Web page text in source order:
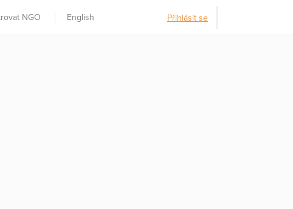
NGO English Přihlásit se